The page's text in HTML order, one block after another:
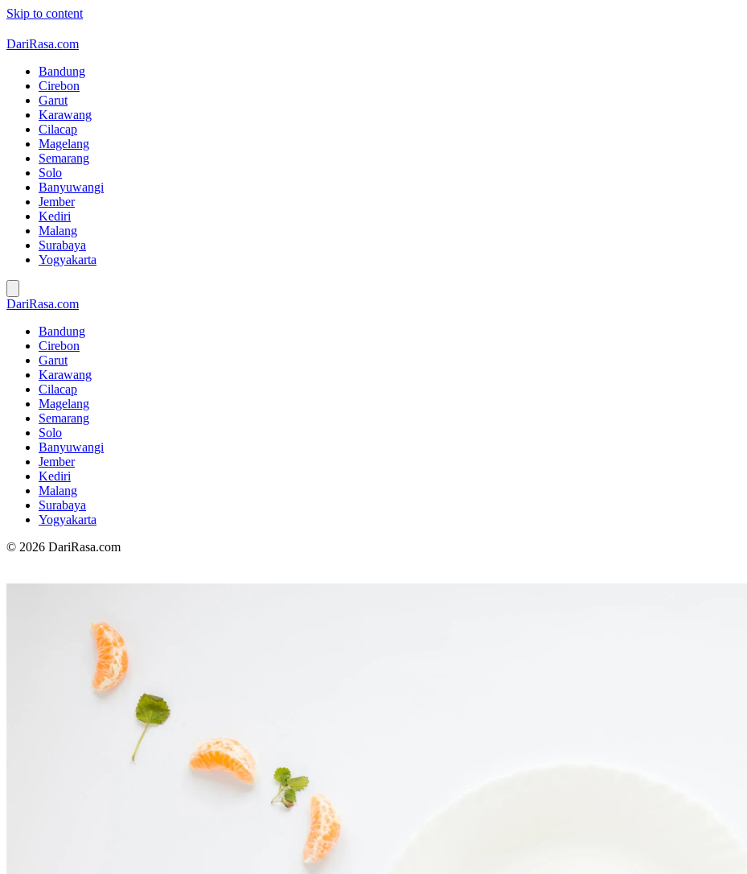
Skip to content
DariRasa.com
Bandung
Cirebon
Garut
Karawang
Cilacap
Magelang
Semarang
Solo
Banyuwangi
Jember
Kediri
Malang
Surabaya
Yogyakarta
DariRasa.com
Bandung
Cirebon
Garut
Karawang
Cilacap
Magelang
Semarang
Solo
Banyuwangi
Jember
Kediri
Malang
Surabaya
Yogyakarta
© 2026 DariRasa.com